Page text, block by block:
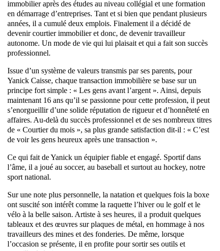
immobilier après des études au niveau collégial et une formation
en démarrage d’entreprises. Tant et si bien que pendant plusieurs
années, il a cumulé deux emplois. Finalement il a décidé de
devenir courtier immobilier et donc, de devenir travailleur
autonome. Un mode de vie qui lui plaisait et qui a fait son succès
professionnel.
Issue d’un système de valeurs transmis par ses parents, pour
Yanick Caisse, chaque transaction immobilière se base sur un
principe fort simple : « Les gens avant l’argent ». Ainsi, depuis
maintenant 16 ans qu’il se passionne pour cette profession, il peut
s’enorgueillir d’une solide réputation de rigueur et d’honnêteté en
affaires. Au-delà du succès professionnel et de ses nombreux titres
de « Courtier du mois », sa plus grande satisfaction dit-il : « C’est
de voir les gens heureux après une transaction ».
Ce qui fait de Yanick un équipier fiable et engagé. Sportif dans
l’âme, il a joué au soccer, au baseball et surtout au hockey, notre
sport national.
Sur une note plus personnelle, la natation et quelques fois la boxe
ont suscité son intérêt comme la raquette l’hiver ou le golf et le
vélo à la belle saison. Artiste à ses heures, il a produit quelques
tableaux et des œuvres sur plaques de métal, en hommage à nos
travailleurs des mines et des fonderies. De même, lorsque
l’occasion se présente, il en profite pour sortir ses outils et